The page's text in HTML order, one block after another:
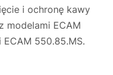
i ochronę kawy
modelami ECAM
550.85.MS.